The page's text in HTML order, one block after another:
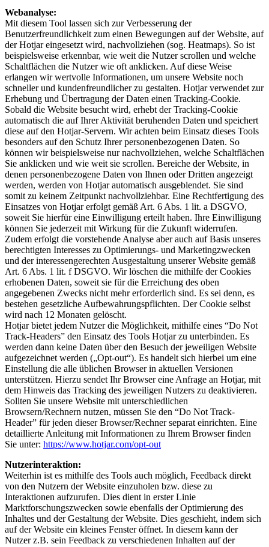
Webanalyse:
Mit diesem Tool lassen sich zur Verbesserung der
Benutzerfreundlichkeit zum einen Bewegungen auf der Website, auf
der Hotjar eingesetzt wird, nachvollziehen (sog. Heatmaps). So ist
beispielsweise erkennbar, wie weit die Nutzer scrollen und welche
Schaltflächen die Nutzer wie oft anklicken. Auf diese Weise
erlangen wir wertvolle Informationen, um unsere Website noch
schneller und kundenfreundlicher zu gestalten. Hotjar verwendet zur
Erhebung und Übertragung der Daten einen Tracking-Cookie.
Sobald die Website besucht wird, erhebt der Tracking-Cookie
automatisch die auf Ihrer Aktivität beruhenden Daten und speichert
diese auf den Hotjar-Servern. Wir achten beim Einsatz dieses Tools
besonders auf den Schutz Ihrer personenbezogenen Daten. So
können wir beispielsweise nur nachvollziehen, welche Schaltflächen
Sie anklicken und wie weit sie scrollen. Bereiche der Website, in
denen personenbezogene Daten von Ihnen oder Dritten angezeigt
werden, werden von Hotjar automatisch ausgeblendet. Sie sind
somit zu keinem Zeitpunkt nachvollziehbar. Eine Rechtfertigung des
Einsatzes von Hotjar erfolgt gemäß Art. 6 Abs. 1 lit. a DSGVO,
soweit Sie hierfür eine Einwilligung erteilt haben. Ihre Einwilligung
können Sie jederzeit mit Wirkung für die Zukunft widerrufen.
Zudem erfolgt die vorstehende Analyse aber auch auf Basis unseres
berechtigten Interesses zu Optimierungs- und Marketingzwecken
und der interessengerechten Ausgestaltung unserer Website gemäß
Art. 6 Abs. 1 lit. f DSGVO. Wir löschen die mithilfe der Cookies
erhobenen Daten, soweit sie für die Erreichung des oben
angegebenen Zwecks nicht mehr erforderlich sind. Es sei denn, es
bestehen gesetzliche Aufbewahrungspflichten. Der Cookie selbst
wird nach 12 Monaten gelöscht.
Hotjar bietet jedem Nutzer die Möglichkeit, mithilfe eines “Do Not
Track-Headers” den Einsatz des Tools Hotjar zu unterbinden. Es
werden dann keine Daten über den Besuch der jeweiligen Website
aufgezeichnet werden („Opt-out“). Es handelt sich hierbei um eine
Einstellung die alle üblichen Browser in aktuellen Versionen
unterstützen. Hierzu sendet Ihr Browser eine Anfrage an Hotjar, mit
dem Hinweis das Tracking des jeweiligen Nutzers zu deaktivieren.
Sollten Sie unsere Website mit unterschiedlichen
Browsern/Rechnern nutzen, müssen Sie den “Do Not Track-
Header” für jeden dieser Browser/Rechner separat einrichten. Eine
detaillierte Anleitung mit Informationen zu Ihrem Browser finden
Sie unter: https://www.hotjar.com/opt-out
Nutzerinteraktion:
Weiterhin ist es mithilfe des Tools auch möglich, Feedback direkt
von den Nutzern der Website einzuholen bzw. diese zu
Interaktionen aufzurufen. Dies dient in erster Linie
Marktforschungszwecken sowie ebenfalls der Optimierung des
Inhaltes und der Gestaltung der Website. Dies geschieht, indem sich
auf der Website ein kleines Fenster öffnet. In diesem kann der
Nutzer z.B. sein Feedback zu verschiedenen Inhalten auf der